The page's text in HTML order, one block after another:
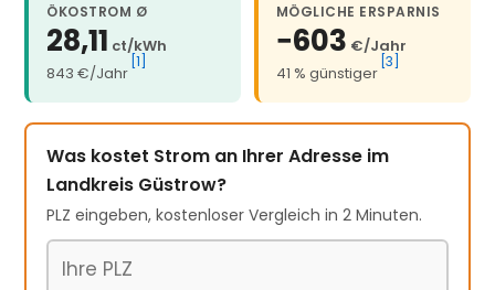
ÖKOSTROM Ø
28,11 ct/kWh
843 €/Jahr
[1]
MÖGLICHE ERSPARNIS
−603 €/Jahr
41 % günstiger
[3]
Was kostet Strom an Ihrer Adresse im
Landkreis Güstrow?
PLZ eingeben, kostenloser Vergleich in 2 Minuten.